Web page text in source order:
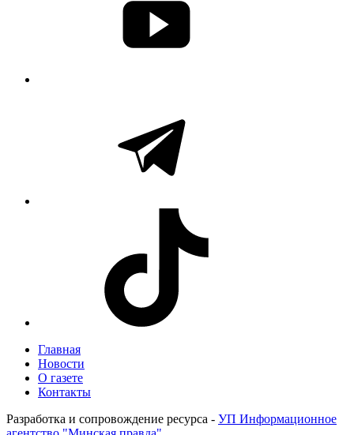
Главная
Новости
О газете
Контакты
Разработка и сопровождение ресурса - УП Информационное